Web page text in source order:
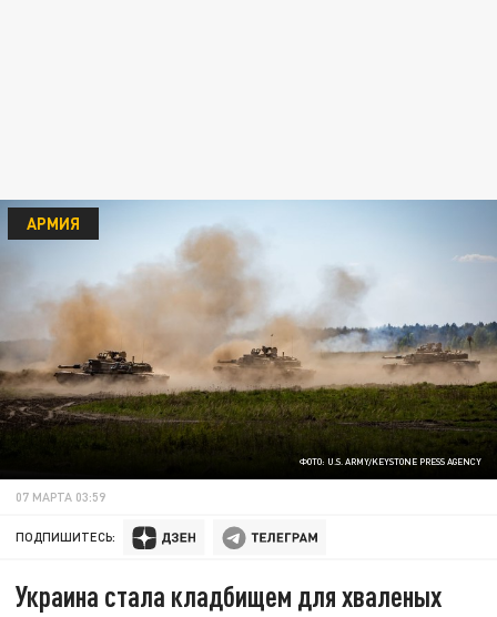
ФОТО: U.S. ARMY/KEYSTONE PRESS AGENCY
АРМИЯ
07 МАРТА 03:59
ПОДПИШИТЕСЬ:
Украина стала кладбищем для хваленых